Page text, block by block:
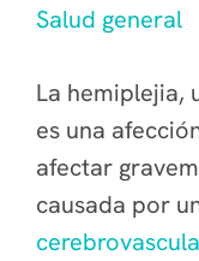
Salud general
La hemiplejia,
es una
afectar
causada por